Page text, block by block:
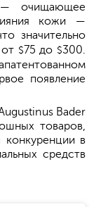
— очищающее
кожи —
значительно
$75 до $300.
появление
Bader
товаров,
конкуренции в
средств